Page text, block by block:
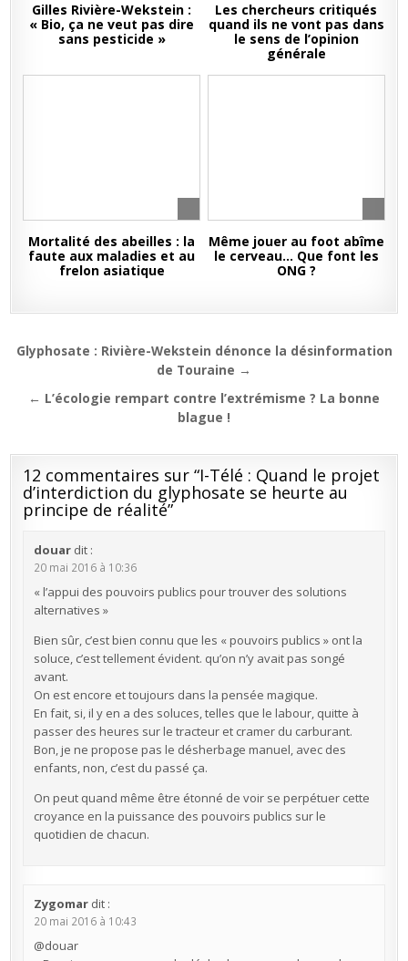
Gilles Rivière-Wekstein :
« Bio, ça ne veut pas dire
sans pesticide »
Les chercheurs critiqués
quand ils ne vont pas dans
le sens de l’opinion
générale
Mortalité des abeilles : la
faute aux maladies et au
frelon asiatique
Même jouer au foot abîme
le cerveau… Que font les
ONG ?
Navigation
l’article
Glyphosate : Rivière-Wekstein dénonce la désinformation
de Touraine →
← L’écologie rempart contre l’extrémisme ? La bonne
blague !
12 commentaires sur “I-Télé : Quand le projet
d’interdiction du glyphosate se heurte au
principe de réalité”
douar dit :
20 mai 2016 à 10:36
« l’appui des pouvoirs publics pour trouver des solutions
alternatives »
Bien sûr, c’est bien connu que les « pouvoirs publics » ont la
soluce, c’est tellement évident. qu’on n’y avait pas songé
avant.
On est encore et toujours dans la pensée magique.
En fait, si, il y en a des soluces, telles que le labour, quitte à
passer des heures sur le tracteur et cramer du carburant.
Bon, je ne propose pas le désherbage manuel, avec des
enfants, non, c’est du passé ça.
On peut quand même être étonné de voir se perpétuer cette
croyance en la puissance des pouvoirs publics sur le
quotidien de chacun.
Zygomar dit :
20 mai 2016 à 10:43
@douar